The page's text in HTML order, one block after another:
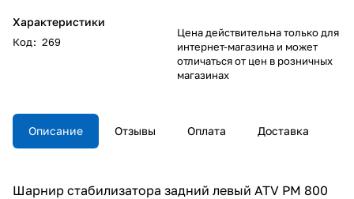
Характеристики
Код: 269
Цена действительна только для
интернет-магазина и может
отличаться от цен в розничных
магазинах
Описание Отзывы Оплата Доставка
Шарнир стабилизатора задний левый ATV РМ 800